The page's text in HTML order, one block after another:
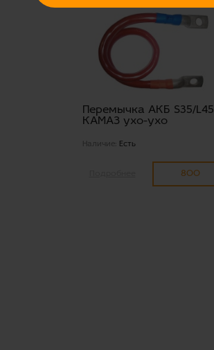
Перемычка АКБ S35/L45
КАМАЗ ухо-ухо
Наличие: Есть
800